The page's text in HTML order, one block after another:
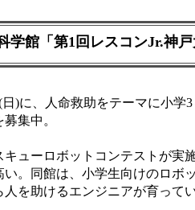
学館「第1回レスコンJr.神
)に、人命救助をテーマに小学
集中。
ューロボットコンテストが実
。同館は、小学生向けのロボ
を助けるエンジニアが育って